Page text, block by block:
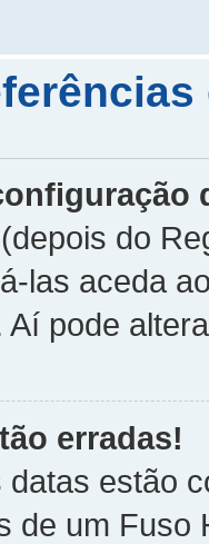
do
las aceda
Aí pode
erradas!
datas estão
de um Fuso